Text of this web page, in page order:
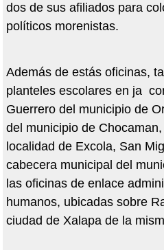
dos de sus afiliados para
políticos morenistas.
Además de estás oficinas,
planteles escolares en ja
Guerrero del municipio de
del municipio de
localidad de Excola, San
cabecera municipal del
las oficinas de enlace
humanos, ubicadas sobre
ciudad de Xalapa de la